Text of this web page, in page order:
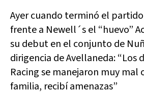
Ayer cuando terminó el
frente a Newell´s el “huevo”
su debut en el conjunto de
dirigencia de Avellaneda: “Los
Racing se manejaron muy mal
familia, recibí amenazas”